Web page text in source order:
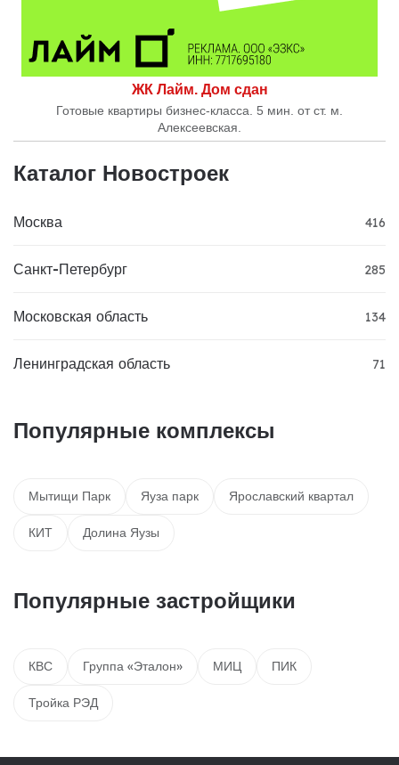
ЖК Лайм. Дом сдан
Готовые квартиры бизнес-класса. 5 мин. от ст. м.
Алексеевская.
Каталог Новостроек
Москва 416
Санкт-Петербург 285
Московская область 134
Ленинградская область 71
Популярные комплексы
Мытищи Парк Яуза парк Ярославский квартал
КИТ Долина Яузы
Популярные застройщики
КВС Группа «Эталон» МИЦ ПИК
Тройка РЭД